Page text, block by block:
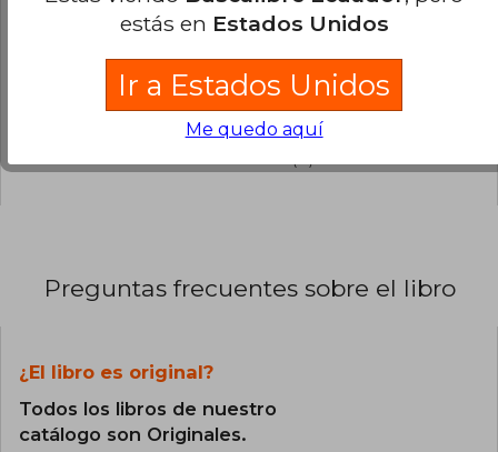
0% (0)
0% (0)
0% (0)
Preguntas frecuentes sobre el libro
¿El libro es original?
Todos los libros de nuestro
catálogo son Originales.
estás en Estados Unidos
Ir a Estados Unidos
Me quedo aquí